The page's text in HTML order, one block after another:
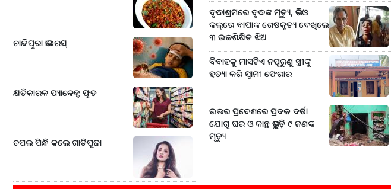
ଚାନ୍ଦିପୁରା ଭାଇରସ୍
କ୍ଷତିକାରକ ପ୍ୟାକେଜ୍ଡ ଫୁଡ
ଚପଲ ପିନ୍ଧି କଲେ ଗାଡିପୂଜା
ବୃଦ୍ଧାଶ୍ରମରେ ବୃଦ୍ଧଙ୍କ ମୃତ୍ୟୁ, ଭିଡିଓ
କଲ୍‌ରେ ବାପାଙ୍କ ଶେଷକୃତ୍ୟ ଦେଖିଲେ
୩ ଉଚ୍ଚଶିକ୍ଷିତ ଝିଅ
ବିବାହକୁ ମାସଟିଏ ନପୂରୁଣୁ ସ୍ତ୍ରୀଙ୍କୁ
ହତ୍ୟା କରି ସ୍ୱାମୀ ଫେରାର
ଉତ୍ତର ପ୍ରଦେଶରେ ପ୍ରବଳ ବର୍ଷା
ଯୋଗୁ ଘର ଓ କାନ୍ଥ ଭୁଶୁଡ଼ି ୯ ଜଣଙ୍କ
ମୃତ୍ୟୁ